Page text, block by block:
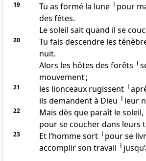
19
Tu as formé la lune ╵pour
des fêtes.
Le soleil sait quand il se
20
Tu fais descendre les
nuit.
Alors les hôtes des forêts
mouvement ;
21
les lionceaux rugissent
ils demandent à Dieu ╵leur
22
Mais dès que paraît le
pour se coucher dans leurs
23
Et l’homme sort ╵pour se
accomplir son travail